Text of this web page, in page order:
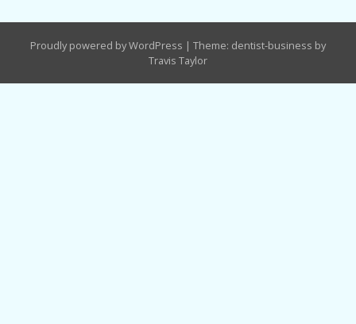
Proudly powered by WordPress | Theme: dentist-business by
Travis Taylor